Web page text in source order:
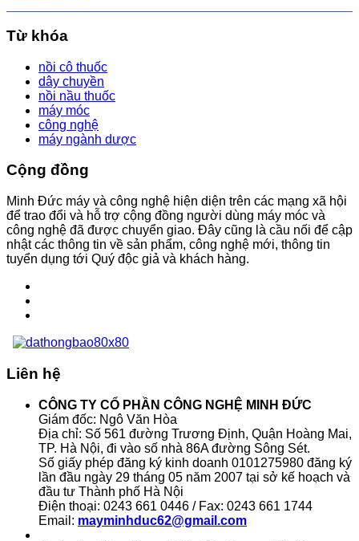
Từ khóa
nồi cô thuốc
dây chuyền
nồi nầu thuốc
máy móc
công nghệ
máy ngành dược
Cộng đồng
Minh Đức máy và công nghệ hiện diện trên các mạng xã hội
để trao đổi và hỗ trợ cộng đồng người dùng máy móc và
công nghệ đã được chuyển giao. Đây cũng là cầu nối để cập
nhật các thông tin về sản phẩm, công nghệ mới, thông tin
tuyển dụng tới Quý độc giả và khách hàng.
Liên hệ
CÔNG TY CỔ PHẦN CÔNG NGHỆ MINH ĐỨC
Giám đốc: Ngô Văn Hòa
Địa chỉ: Số 561 đường Trương Định, Quận Hoàng Mai,
TP. Hà Nội, đi vào số nhà 86A đường Sông Sét.
Số giấy phép đăng ký kinh doanh 0101275980 đăng ký
lần đầu ngày 29 tháng 05 năm 2007 tại sở kế hoạch và
đầu tư Thành phố Hà Nội
Điện thoại: 0243 661 0446 / Fax: 0243 661 1744
Email: mayminhduc62@gmail.com